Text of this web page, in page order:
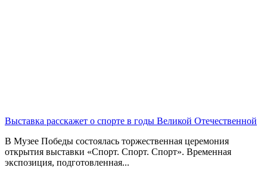
Выставка расскажет о спорте в годы Великой Отечественной
В Музее Победы состоялась торжественная церемония
открытия выставки «Спорт. Спорт. Спорт». Временная
экспозиция, подготовленная...